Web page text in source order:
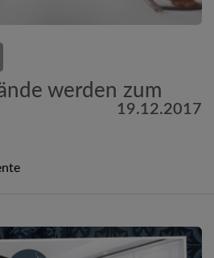
werden zum
19.12.2017